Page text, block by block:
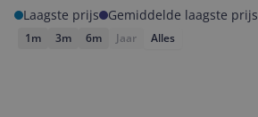
Laagste prijs
Gemiddelde laagste prijs
1m 3m 6m Jaar Alles